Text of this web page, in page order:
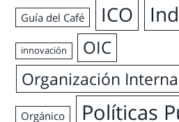
Guía del Café ICO
innovación
OIC
Organización
Orgánico Políticas